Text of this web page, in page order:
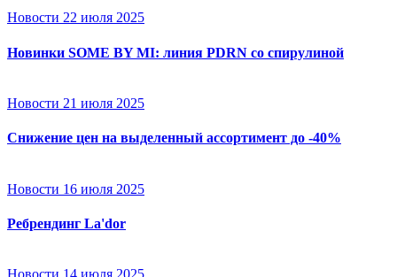
Новости 22 июля 2025
Новинки SOME BY MI: линия PDRN со спирулиной
Новости 21 июля 2025
Снижение цен на выделенный ассортимент до -40%
Новости 16 июля 2025
Ребрендинг La'dor
Новости 14 июля 2025